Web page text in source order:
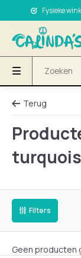
Fysieke winkel in
Terug
Filters
Geen producten